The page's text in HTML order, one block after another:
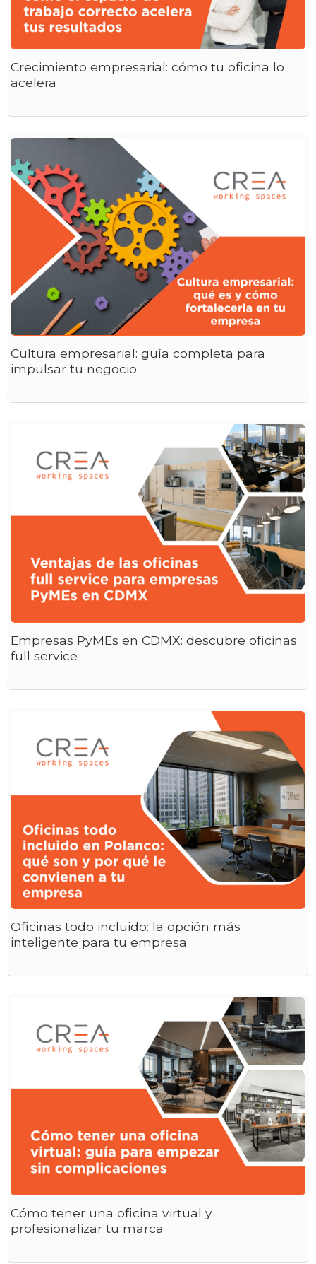
Crecimiento empresarial: cómo tu oficina lo
acelera
Cultura empresarial: guía completa para
impulsar tu negocio
Empresas PyMEs en CDMX: descubre oficinas
full service
Oficinas todo incluido: la opción más
inteligente para tu empresa
Cómo tener una oficina virtual y
profesionalizar tu marca